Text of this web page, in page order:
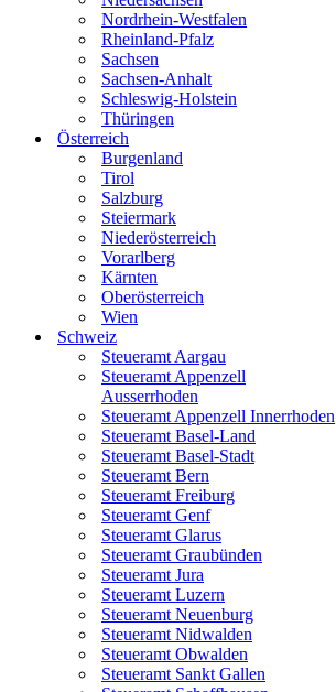
Nordrhein-Westfalen
Rheinland-Pfalz
Sachsen
Sachsen-Anhalt
Schleswig-Holstein
Thüringen
Österreich
Burgenland
Tirol
Salzburg
Steiermark
Niederösterreich
Vorarlberg
Kärnten
Oberösterreich
Wien
Schweiz
Steueramt Aargau
Steueramt Appenzell
Ausserrhoden
Steueramt Appenzell Innerrhoden
Steueramt Basel-Land
Steueramt Basel-Stadt
Steueramt Bern
Steueramt Freiburg
Steueramt Genf
Steueramt Glarus
Steueramt Graubünden
Steueramt Jura
Steueramt Luzern
Steueramt Neuenburg
Steueramt Nidwalden
Steueramt Obwalden
Steueramt Sankt Gallen